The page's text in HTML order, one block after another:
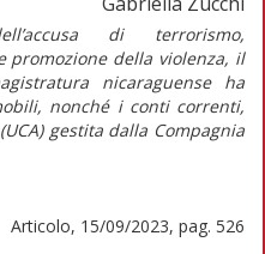
di terrorismo,
promozione della violenza, il
nicaraguense ha
nonché i conti correnti,
gestita dalla Compagnia
Articolo, 15/09/2023, pag. 526